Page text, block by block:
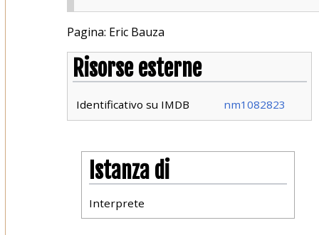
Pagina: Eric Bauza
Risorse esterne
Identificativo su IMDB nm1082823
Istanza di
Interprete